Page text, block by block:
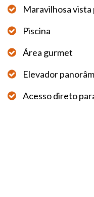
Maravilhosa vista
Piscina
Área gurmet
Elevador
Acesso direto